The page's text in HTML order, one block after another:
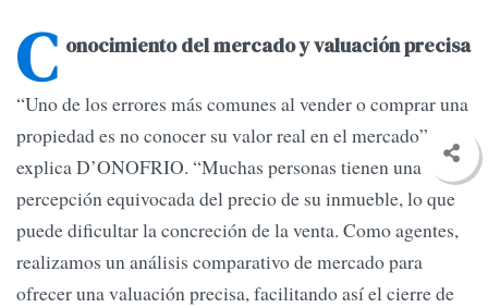
C onocimiento del mercado y valuación precisa
“Uno de los errores más comunes al vender o comprar una
propiedad es no conocer su valor real en el mercado”,
explica D’ONOFRIO. “Muchas personas tienen una
percepción equivocada del precio de su inmueble, lo que
puede dificultar la concreción de la venta. Como agentes,
realizamos un análisis comparativo de mercado para
ofrecer una valuación precisa, facilitando así el cierre de